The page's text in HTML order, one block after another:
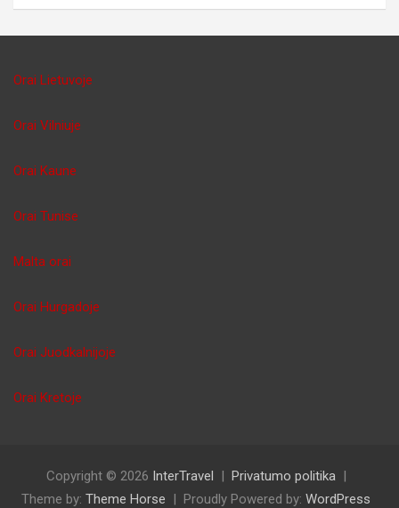
Orai Lietuvoje
Orai Vilniuje
Orai Kaune
Orai Tunise
Malta orai
Orai Hurgadoje
Orai Juodkalnijoje
Orai Kretoje
Copyright © 2026 InterTravel
Privatumo politika
Theme by: Theme Horse Proudly Powered by: WordPress